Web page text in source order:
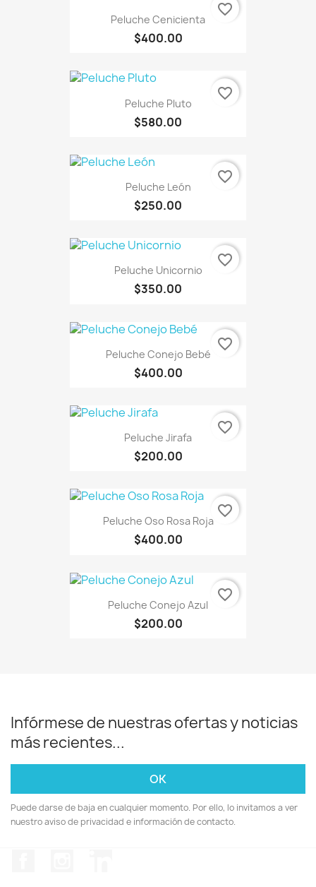
Peluche Cenicienta
$400.00
favorite_border
Peluche Pluto
$580.00
favorite_border
Peluche León
$250.00
favorite_border
Peluche Unicornio
$350.00
favorite_border
Peluche Conejo Bebé
$400.00
favorite_border
Peluche Jirafa
$200.00
favorite_border
Peluche Oso Rosa Roja
$400.00
favorite_border
Peluche Conejo Azul
$200.00
favorite_border
Infórmese de nuestras ofertas y noticias
más recientes...
Puede darse de baja en cualquier momento. Por ello, lo invitamos a ver
nuestro aviso de privacidad e información de contacto.